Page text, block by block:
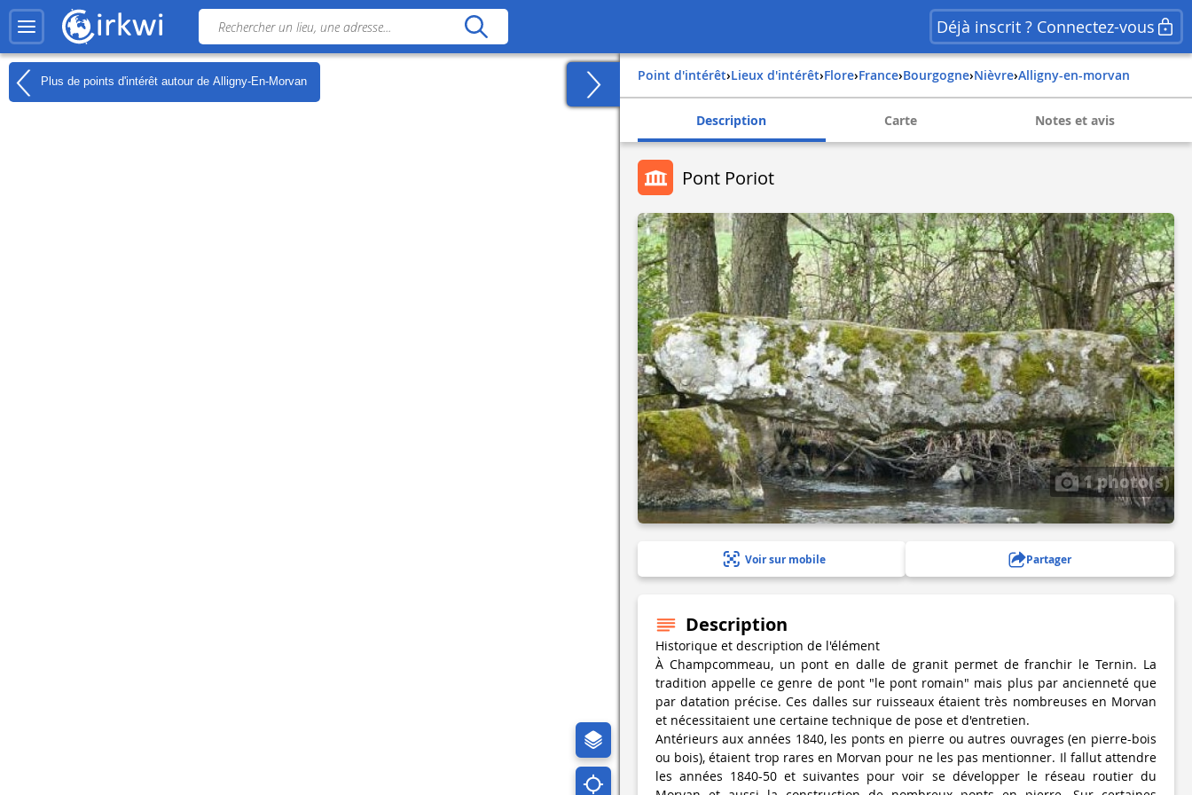
Déjà inscrit ? Connectez-vous
Plus de points d'intérêt autour de Alligny-En-Morvan Point d'intérêt› Lieux d'intérêt› Flore› france› bourgogne› nièvre› alligny-en-morvan
Description Carte Notes et avis
Pont Poriot
1 photo(s)
Voir sur mobile Partager
Description
Historique et description de l'élément
À Champcommeau, un pont en dalle de granit permet de franchir le Ternin. La
tradition appelle ce genre de pont "le pont romain" mais plus par ancienneté que
par datation précise. Ces dalles sur ruisseaux étaient très nombreuses en Morvan
et nécessitaient une certaine technique de pose et d'entretien.
Antérieurs aux années 1840, les ponts en pierre ou autres ouvrages (en pierre-bois
ou bois), étaient trop rares en Morvan pour ne les pas mentionner. Il fallut attendre
les années 1840-50 et suivantes pour voir se développer le réseau routier du